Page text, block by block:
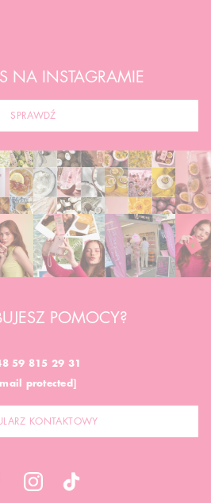
NA INSTAGRAMIE
SPRAWDŹ
POMOCY?
59 815 29 31
protected]
KONTAKTOWY